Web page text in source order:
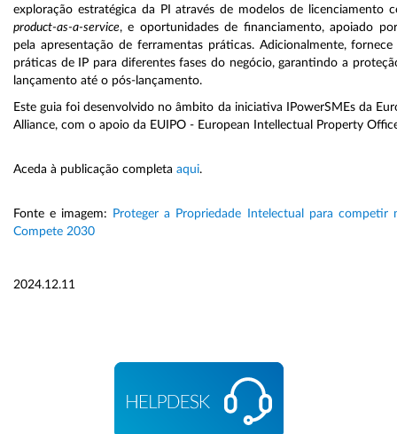
exploração estratégica da PI através de modelos de licenciamento
product-as-a-service, e oportunidades de financiamento, apoiado
pela apresentação de ferramentas práticas. Adicionalmente,
práticas de IP para diferentes fases do negócio, garantindo a
lançamento até o pós-lançamento.
Este guia foi desenvolvido no âmbito da iniciativa IPowerSMEs da
Alliance, com o apoio da EUIPO - European Intellectual Property
Aceda à publicação completa aqui.
Fonte e imagem:
Proteger a Propriedade Intelectual para competir
Compete 2030
2024.12.11